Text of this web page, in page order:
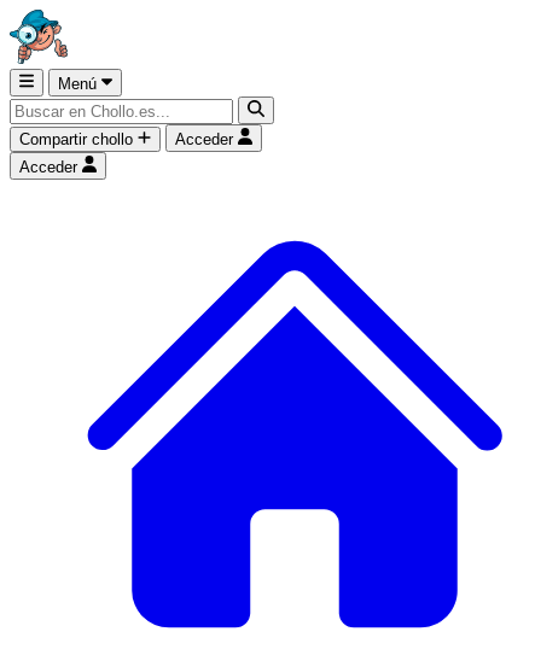
Menú
Compartir chollo
Acceder
Acceder